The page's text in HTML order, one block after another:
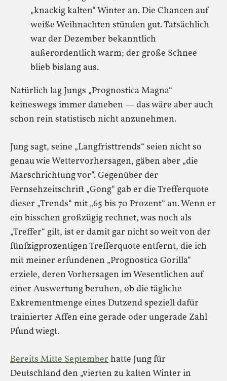
„knackig kalten“ Winter an. Die Chancen auf
weiße Weihnachten stünden gut. Tatsächlich
war der Dezember bekanntlich
außerordentlich warm; der große Schnee
blieb bislang aus.
Natürlich lag Jungs „Prognostica Magna“
keineswegs immer daneben — das wäre aber auch
schon rein statistisch nicht anzunehmen.
Jung sagt, seine „Langfristtrends“ seien nicht so
genau wie Wettervorhersagen, gäben aber „die
Marschrichtung vor“. Gegenüber der
Fernsehzeitschrift „Gong“ gab er die Trefferquote
dieser „Trends“ mit „65 bis 70 Prozent“ an. Wenn er
ein bisschen großzügig rechnet, was noch als
„Treffer“ gilt, ist er damit gar nicht so weit von der
fünfzigprozentigen Trefferquote entfernt, die ich
mit meiner erfundenen „Prognostica Gorilla“
erziele, deren Vorhersagen im Wesentlichen auf
einer Auswertung beruhen, ob die tägliche
Exkrementmenge eines Dutzend speziell dafür
trainierter Affen eine gerade oder ungerade Zahl
Pfund wiegt.
Bereits Mitte Septemberhatte Jung für
Deutschland den „vierten zu kalten Winter in